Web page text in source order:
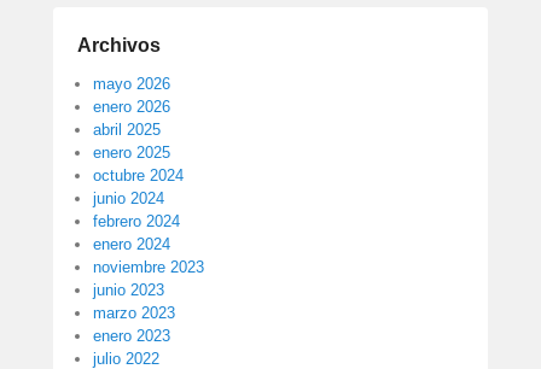
Archivos
mayo 2026
enero 2026
abril 2025
enero 2025
octubre 2024
junio 2024
febrero 2024
enero 2024
noviembre 2023
junio 2023
marzo 2023
enero 2023
julio 2022